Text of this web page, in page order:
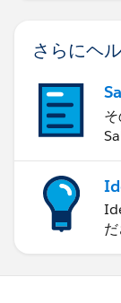
さらにヘ
だ